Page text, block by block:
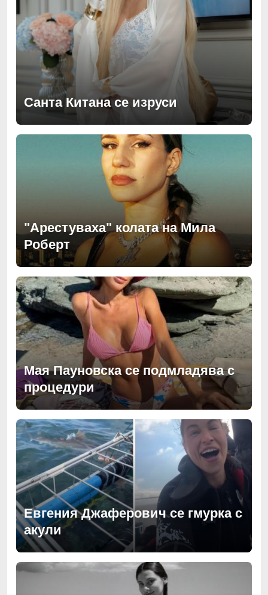
Санта Китана се изруси
"Арестуваха" колата на Мила
Роберт
Мая Пауновска се подмладява с
процедури
Евгения Джаферович се гмурка с
акули